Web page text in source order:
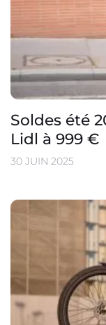
Soldes été
Lidl à 999 €
30 JUIN 2025